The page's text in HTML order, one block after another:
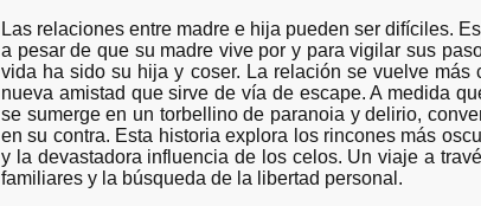
Las relaciones entre madre e hija pueden ser difíciles.
a pesar de que su madre vive por y para vigilar sus
vida ha sido su hija y coser. La relación se vuelve
nueva amistad que sirve de vía de escape. A medida
se sumerge en un torbellino de paranoia y delirio,
en su contra. Esta historia explora los rincones más
y la devastadora influencia de los celos. Un viaje a
familiares y la búsqueda de la libertad personal.